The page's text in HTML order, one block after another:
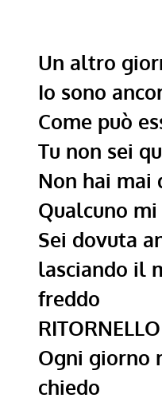
Un altro
Io sono
Come può
Tu non sei
Non hai mai
Qualcuno
Sei dovuta
lasciando il
freddo
RITORNELLO
Ogni giorno
chiedo